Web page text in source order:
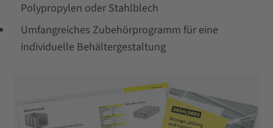
Polypropylen oder Stahlblech
Umfangreiches Zubehörprogramm für eine
individuelle Behältergestaltung